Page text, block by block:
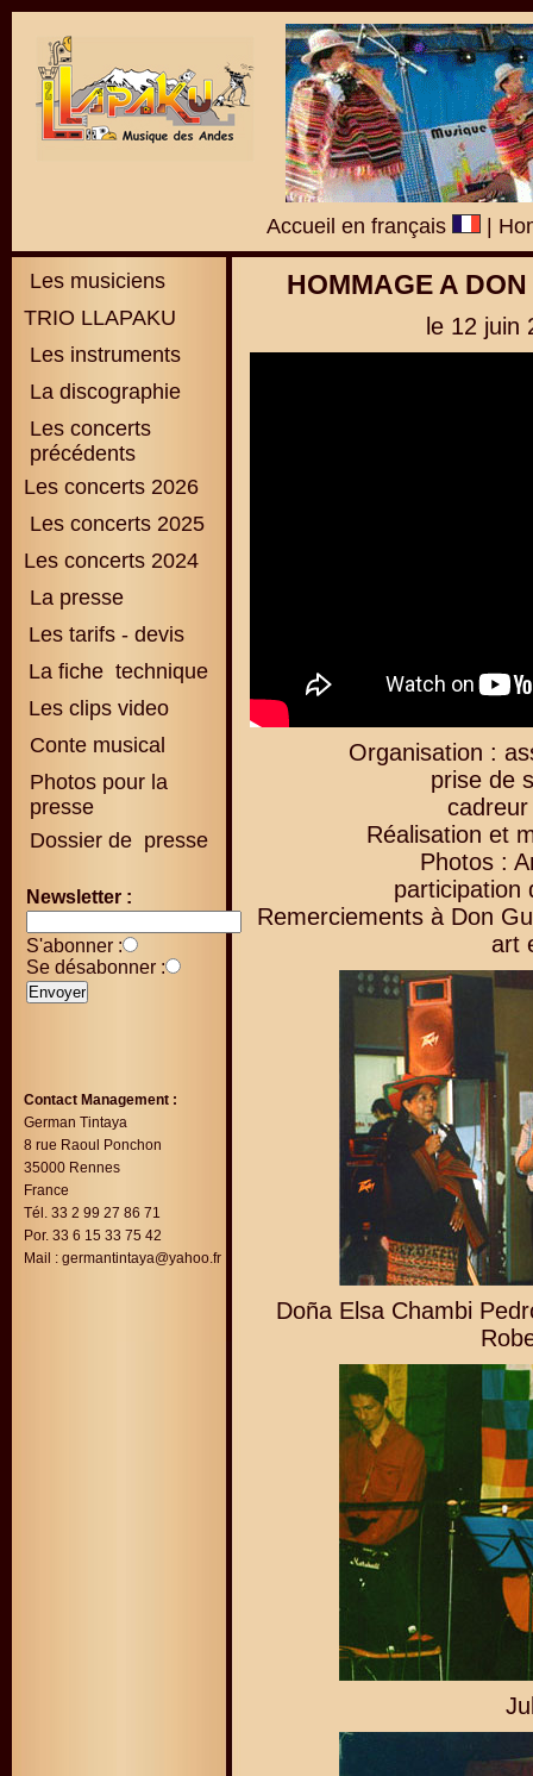
Accueil en français
Les musiciens
TRIO LLAPAKU
Les instruments
La discographie
Les concerts
précédents
Les concerts 2026
Les concerts 2025
Les concerts 2024
La presse
Les tarifs - devis
La fiche technique
Les clips video
Conte musical
Photos pour la
presse
Dossier de presse
Newsletter :
S'abonner :
Se désabonner :
Contact Management :
German Tintaya
8 rue Raoul Ponchon
35000 Rennes
France
Tél. 33 2 99 27 86 71
Por. 33 6 15 33 75 42
Mail : germantintaya@yahoo.fr
HOMMAGE A
le 12 juin
Organisation :
prise de
Réalisation et
Photos :
participation
Remerciements à Don
art
Doña Elsa Chambi